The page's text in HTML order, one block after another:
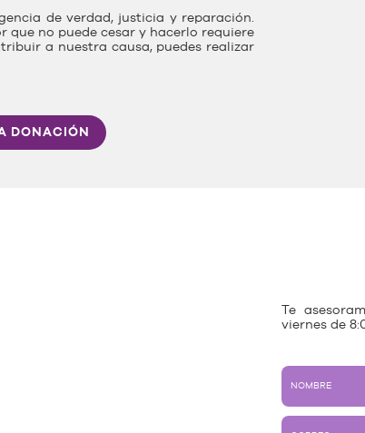
de verdad, justicia y reparación.
que no puede cesar y hacerlo requiere
a nuestra causa, puedes realizar
DONACIÓN
Te
viernes de